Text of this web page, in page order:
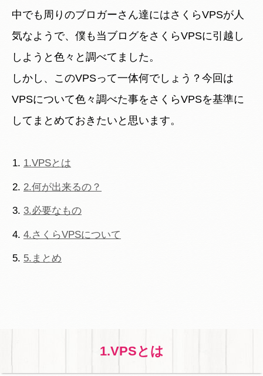
中でも周りのブロガーさん達にはさくらVPSが人
気なようで、僕も当ブログをさくらVPSに引越し
しようと色々と調べてました。
しかし、このVPSって一体何でしょう？今回は
VPSについて色々調べた事をさくらVPSを基準に
してまとめておきたいと思います。
1.VPSとは
2.何が出来るの？
3.必要なもの
4.さくらVPSについて
5.まとめ
1.VPSとは